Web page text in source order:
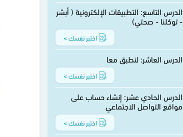
الدرس التاسع: التطبيقات الإلكترونية ( أبشر
- توكلنا - صحتي)
اختبر نفسك >
الدرس العاشر: لنطبق معا
اختبر نفسك >
الدرس الحادي عشر: إنشاء حساب على
مواقع التواصل الاجتماعي
اختبر نفسك >